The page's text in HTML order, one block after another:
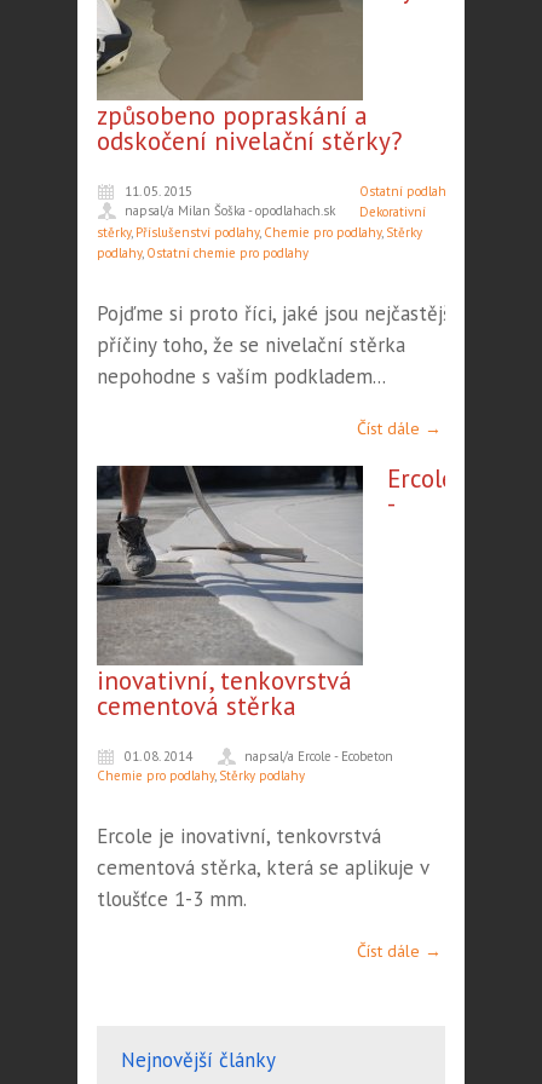
způsobeno popraskání a
odskočení nivelační stěrky?
11. 05. 2015
napsal/a Milan Šoška - opodlahach.sk
Ostatní podlahy
Dekorativní
stěrky, Příslušenství podlahy, Chemie pro podlahy, Stěrky
podlahy, Ostatní chemie pro podlahy
Pojďme si proto říci, jaké jsou nejčastější
příčiny toho, že se nivelační stěrka
nepohodne s vaším podkladem...
Číst dále →
Ercole
-
inovativní, tenkovrstvá
cementová stěrka
01. 08. 2014
napsal/a Ercole - Ecobeton
Chemie pro podlahy, Stěrky podlahy
Ercole je inovativní, tenkovrstvá
cementová stěrka, která se aplikuje v
tloušťce 1-3 mm.
Číst dále →
Nejnovější články